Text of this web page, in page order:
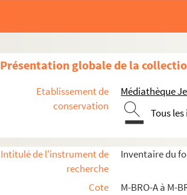
Présentation globale de la
Etablissement de
conservation
Médiathèque
Tous
Intitulé de l'instrument de
recherche
Inventaire du
Cote
M-BRO-A à M-
M-BRO. Brochures du fonds Mahieu
M-BRO-A. Sociétés diverses
M-BRO-B. Sociétés diverses
M-BRO-C. Transport, médecine, social,